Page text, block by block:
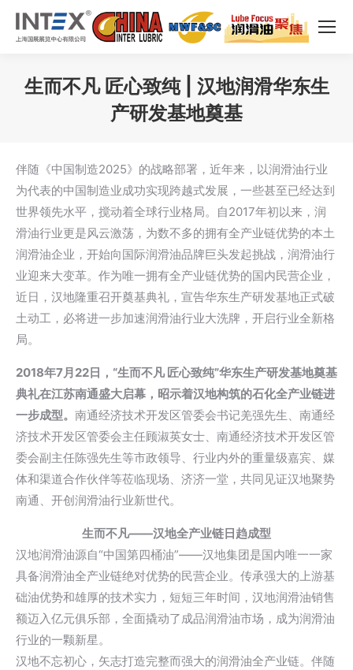
生而不凡 匠心致纯 | 汉地润滑华东生
产研发基地奠基
伴随《中国制造2025》的战略部署，近年来，以润滑油行业
为代表的中国制造业成功实现跨越式发展，一些甚至已经达到
世界领先水平，搅动着全球行业格局。自2017年初以来，润
滑油行业更是风云激荡，为数不多的拥有全产业链优势的本土
润滑油企业，开始向国际润滑油品牌巨头发起挑战，润滑油行
业迎来大变革。作为唯一拥有全产业链优势的国内民营企业，
近日，汉地隆重召开奠基典礼，宣告华东生产研发基地正式破
土动工，必将进一步加速润滑油行业大洗牌，开启行业全新格
局。
2018年7月22日， “生而不凡 匠心致纯”华东生产研发基地奠基
典礼在江苏南通盛大启幕，昭示着汉地构筑的石化全产业链进
一步成型。 南通经济技术开发区管委会书记羌强先生、南通经
济技术开发区管委会主任顾淑英女士、南通经济技术开发区管
委会副主任陈强先生等市政领导、行业内外的重量级嘉宾、媒
体和渠道合作伙伴等莅临现场、济济一堂，共同见证汉地聚势
南通、开创润滑油行业新世代。
生而不凡——汉地全产业链日趋成型
汉地润滑油源自“中国第四桶油”——汉地集团是国内唯一一家
具备润滑油全产业链绝对优势的民营企业。传承强大的上游基
础油优势和雄厚的技术实力，短短三年时间，汉地润滑油销售
额迈入亿元俱乐部，全面撬动了成品润滑油市场，成为润滑油
行业的一颗新星。
汉地不忘初心，矢志打造完整而强大的润滑油全产业链。伴随